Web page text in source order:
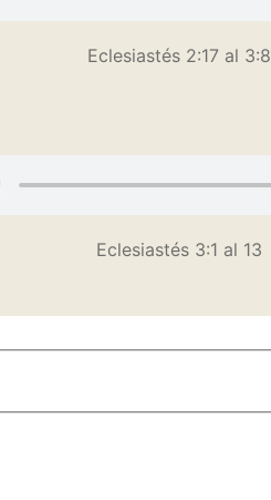
Eclesiastés 2:17 al 3:8
Eclesiastés 3:1 al 13